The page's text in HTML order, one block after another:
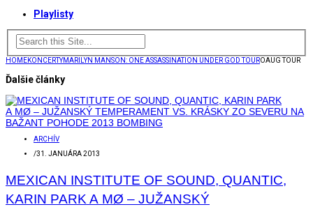
Playlisty
HOMEKONCERTYMARILYN MANSON: ONE ASSASSINATION UNDER GOD TOUROAUG TOUR
Ďalšie články
ARCHÍV
/31. JANUÁRA 2013
MEXICAN INSTITUTE OF SOUND, QUANTIC,
KARIN PARK A MØ – JUŽANSKÝ